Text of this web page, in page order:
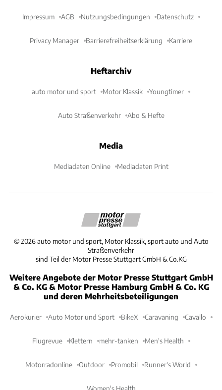
Impressum AGB Nutzungsbedingungen Datenschutz
Privacy Manager Barrierefreiheitserklärung Karriere
Heftarchiv
auto motor und sport Motor Klassik Youngtimer
Auto Straßenverkehr Abo & Hefte
Media
Mediadaten Online Mediadaten Print
©2026 auto motor und sport, Motor Klassik, sport auto und Auto
Straßenverkehr
sind Teil der Motor Presse Stuttgart GmbH & Co.KG
Weitere Angebote der Motor Presse Stuttgart GmbH
& Co. KG & Motor Presse Hamburg GmbH & Co. KG
und deren Mehrheitsbeteiligungen
Aerokurier Auto Motor und Sport BikeX Caravaning Cavallo
Flugrevue Klettern mehr-tanken Men's Health
Motorradonline Outdoor Promobil Runner's World